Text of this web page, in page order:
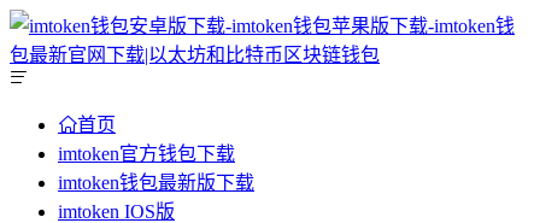
首页
imtoken官方钱包下载
imtoken钱包最新版下载
imtoken IOS版